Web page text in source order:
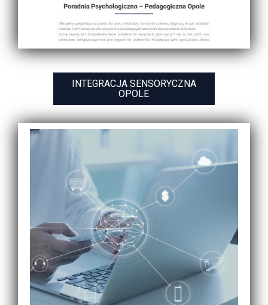
INTEGRACJA SENSORYCZNA
OPOLE